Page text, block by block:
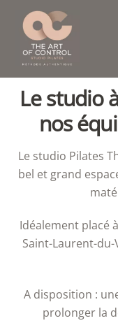
content
Le studio
nos
Le studio Pilates
bel et grand
Idéalement placé
Saint-Laurent-
A disposition :
prolonger la